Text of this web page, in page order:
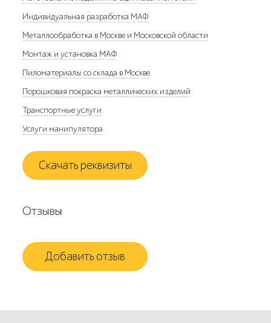
Индивидуальная разработка МАФ
Металлообработка в Москве и Московской области
Монтаж и установка МАФ
Пиломатериалы со склада в Москве
Порошковая покраска металлических изделий
Транспортные услуги
Услуги манипулятора
Скачать реквизиты
Отзывы
Добавить отзыв